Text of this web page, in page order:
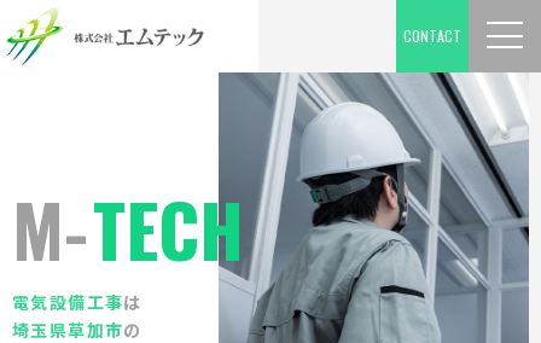
CONTACT
M-TECH
電気設備⼯事は
埼玉県草加市の